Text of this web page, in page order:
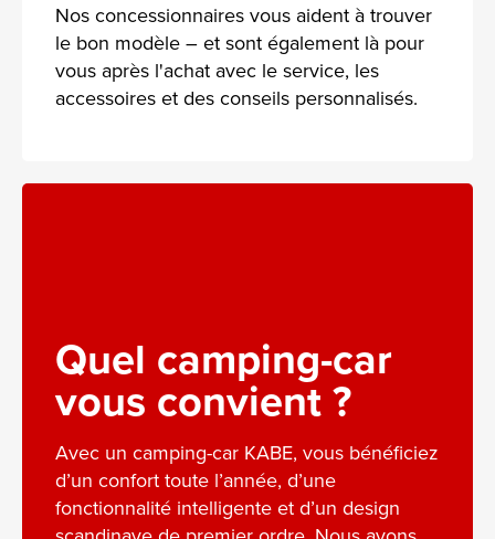
Nos concessionnaires vous aident à trouver
le bon modèle – et sont également là pour
vous après l'achat avec le service, les
accessoires et des conseils personnalisés.
Quel camping-car
vous convient ?
Avec un camping-car KABE, vous bénéficiez
d’un confort toute l’année, d’une
fonctionnalité intelligente et d’un design